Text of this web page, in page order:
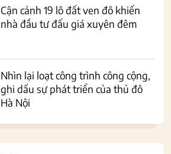
Cận cảnh 19 lô đất ven đô khiến
nhà đầu tư đấu giá xuyên đêm
Nhìn lại loạt công trình công cộng,
ghi dấu sự phát triển của thủ đô
Hà Nội